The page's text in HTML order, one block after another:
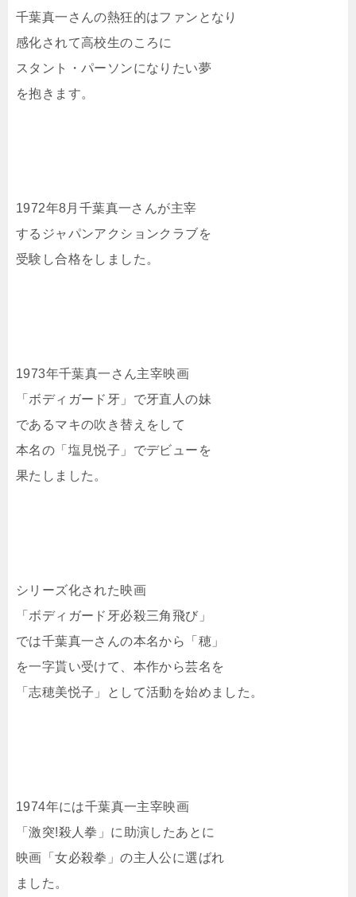
千葉真一さんの熱狂的はファンとなり
感化されて高校生のころに
スタント・パーソンになりたい夢
を抱きます。
1972年8月千葉真一さんが主宰
するジャパンアクションクラブを
受験し合格をしました。
1973年千葉真一さん主宰映画
「ボディガード牙」で牙直人の妹
であるマキの吹き替えをして
本名の「塩見悦子」でデビューを
果たしました。
シリーズ化された映画
「ボディガード牙必殺三角飛び」
では千葉真一さんの本名から「穂」
を一字貰い受けて、本作から芸名を
「志穂美悦子」として活動を始めました。
1974年には千葉真一主宰映画
「激突!殺人拳」に助演したあとに
映画「女必殺拳」の主人公に選ばれ
ました。